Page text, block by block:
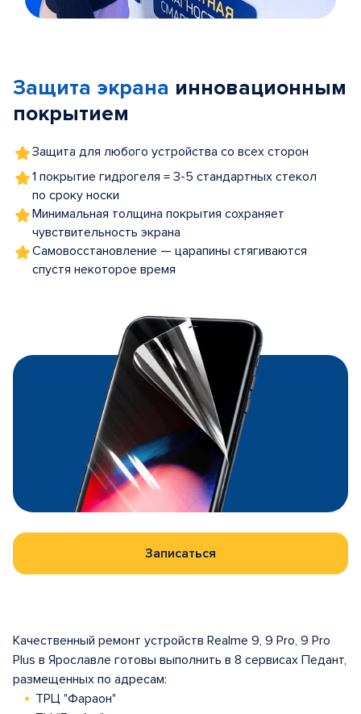
5
Защита экрана инновационным
покрытием
Защита для любого устройства со всех сторон
1 покрытие гидрогеля = 3-5 стандартных стекол
по сроку носки
Минимальная толщина покрытия сохраняет
чувствительность экрана
Самовосстановление — царапины стягиваются
спустя некоторое время
Записаться
Качественный ремонт устройств Realme 9, 9 Pro, 9 Pro
Plus в Ярославле готовы выполнить в 8 сервисах Педант,
размещенных по адресам:
ТРЦ "Фараон"